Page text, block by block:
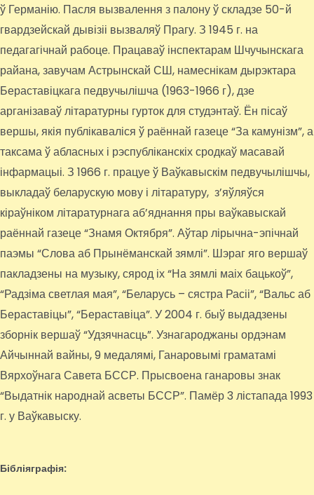
ў Германію. Пасля вызвалення з палону ў складзе 50-й
гвардзейскай дывізіі вызваляў Прагу. З 1945 г. на
педагагічнай рабоце. Працаваў інспектарам Шчучынскага
райана, завучам Астрынскай СШ, намеснікам дырэктара
Бераставіцкага педвучылішча (1963-1966 г), дзе
арганізаваў літаратурны гурток для студэнтаў. Ён пісаў
вершы, якія публікаваліся ў раённай газеце “За камунізм”, а
таксама ў абласных і рэспубліканскіх сродкаў масавай
інфармацыі. З 1966 г. працуе ў Ваўкавыскім педвучылішчы,
выкладаў беларускую мову і літаратуру, з’яўляўся
кіраўніком літаратурнага аб’яднання пры ваўкавыскай
раённай газеце “Знамя Октября”. Аўтар лірычна-эпічнай
паэмы “Слова аб Прынёманскай зямлі”. Шэраг яго вершаў
пакладзены на музыку, сярод іх “На зямлі маіх бацькоў”,
“Радзіма светлая мая”, “Беларусь – сястра Расіі”, “Вальс аб
Бераставіцы”, “Бераставіца”. У 2004 г. быў выдадзены
зборнік вершаў “Удзячнасць”. Узнагароджаны ордэнам
Айчыннай вайны, 9 медалямі, Ганаровымі граматамі
Вярхоўнага Савета БССР. Прысвоена ганаровы знак
“Выдатнік народнай асветы БССР”. Памёр 3 лістапада 1993
г. у Ваўкавыску.
Бібліяграфія: